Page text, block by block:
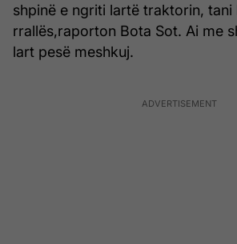
shpinë e ngriti lartë traktorin, tani
rrallës,raporton Bota Sot. Ai me
lart pesë meshkuj.